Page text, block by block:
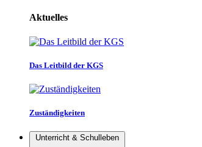
Aktuelles
Das Leitbild der KGS
Zuständigkeiten
Unterricht & Schulleben